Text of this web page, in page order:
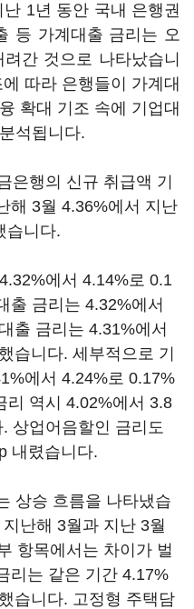
1년 동안 국내 은행권
등 가계대출 금리는 오
간 것으로 나타났습니
따라 은행들이 가계대
확대 기조 속에 기업대
석됩니다.
은행의 신규 취급액 기
해 3월 4.36%에서 지난
습니다.
에서 4.14%로 0.1
출 금리는 4.32%에서
출 금리는 4.31%에서
습니다. 세부적으로 기
에서 4.24%로 0.17%
리 역시 4.02%에서 3.8
상업어음할인 금리도
내렸습니다.
상승 흐름을 나타냈습
난해 3월과 지난 3월
항목에서는 차이가 벌
리는 같은 기간 4.17%
습니다. 고정형 주택담